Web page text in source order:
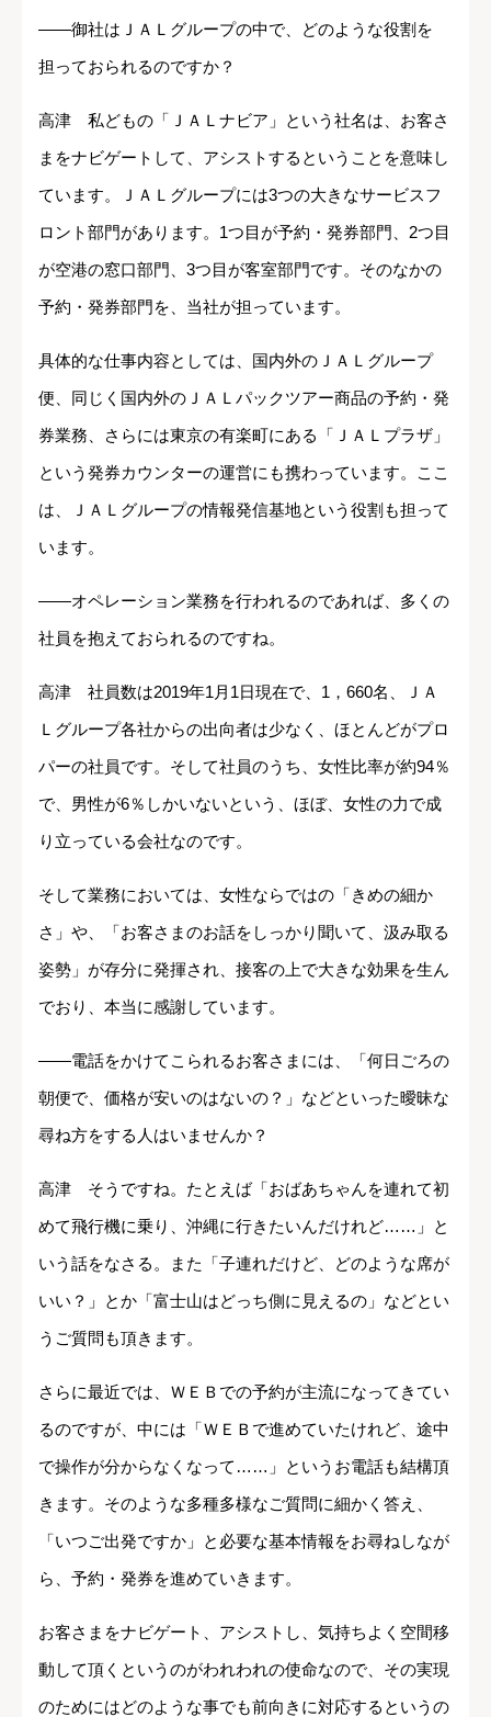
――御社はＪＡＬグループの中で、どのような役割を
担っておられるのですか？
高津 私どもの「ＪＡＬナビア」という社名は、お客さ
まをナビゲートして、アシストするということを意味し
ています。ＪＡＬグループには3つの大きなサービスフ
ロント部門があります。1つ目が予約・発券部門、2つ目
が空港の窓口部門、3つ目が客室部門です。そのなかの
予約・発券部門を、当社が担っています。
具体的な仕事内容としては、国内外のＪＡＬグループ
便、同じく国内外のＪＡＬパックツアー商品の予約・発
券業務、さらには東京の有楽町にある「ＪＡＬプラザ」
という発券カウンターの運営にも携わっています。ここ
は、ＪＡＬグループの情報発信基地という役割も担って
います。
――オペレーション業務を行われるのであれば、多くの
社員を抱えておられるのですね。
高津 社員数は2019年1月1日現在で、1，660名、ＪＡ
Ｌグループ各社からの出向者は少なく、ほとんどがプロ
パーの社員です。そして社員のうち、女性比率が約94％
で、男性が6％しかいないという、ほぼ、女性の力で成
り立っている会社なのです。
そして業務においては、女性ならではの「きめの細か
さ」や、「お客さまのお話をしっかり聞いて、汲み取る
姿勢」が存分に発揮され、接客の上で大きな効果を生ん
でおり、本当に感謝しています。
――電話をかけてこられるお客さまには、「何日ごろの
朝便で、価格が安いのはないの？」などといった曖昧な
尋ね方をする人はいませんか？
高津 そうですね。たとえば「おばあちゃんを連れて初
めて飛行機に乗り、沖縄に行きたいんだけれど……」と
いう話をなさる。また「子連れだけど、どのような席が
いい？」とか「富士山はどっち側に見えるの」などとい
うご質問も頂きます。
さらに最近では、ＷＥＢでの予約が主流になってきてい
るのですが、中には「ＷＥＢで進めていたけれど、途中
で操作が分からなくなって……」というお電話も結構頂
きます。そのような多種多様なご質問に細かく答え、
「いつご出発ですか」と必要な基本情報をお尋ねしなが
ら、予約・発券を進めていきます。
お客さまをナビゲート、アシストし、気持ちよく空間移
動して頂くというのがわれわれの使命なので、その実現
のためにはどのような事でも前向きに対応するというの